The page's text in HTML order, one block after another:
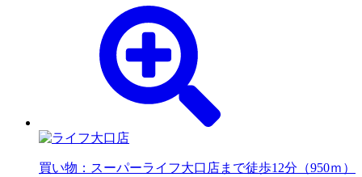
買い物：スーパーライフ大口店まで徒歩12分（950ｍ）